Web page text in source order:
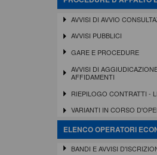
AVVISI DI AVVIO
AVVISI PUBBLICI
GARE E PROCEDURE
AVVISI DI
AFFIDAMENTI
RIEPILOGO CONTRATTI -
VARIANTI IN CORSO
ELENCO OPERATORI
BANDI E AVVISI